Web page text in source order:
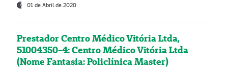
01 de Abril de 2020
Prestador Centro Médico Vitória Ltda,
51004350-4: Centro Médico Vitória Ltda
(Nome Fantasia: Policlínica Master)